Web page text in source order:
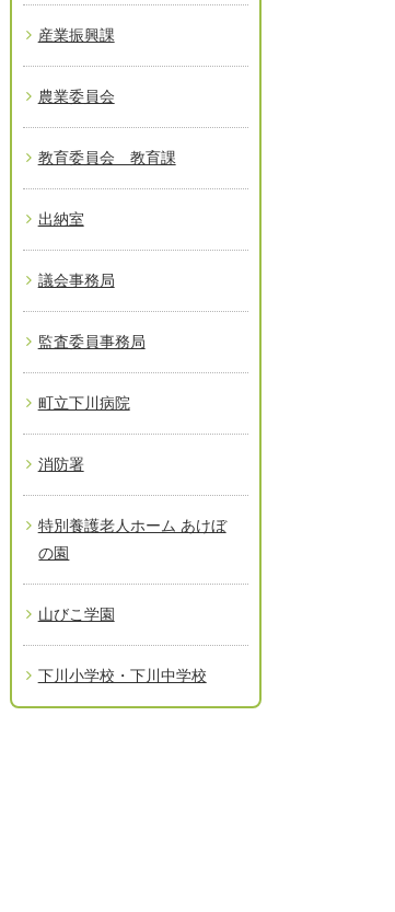
産業振興課
農業委員会
教育委員会 教育課
出納室
議会事務局
監査委員事務局
町立下川病院
消防署
特別養護老人ホーム あけぼ
の園
山びこ学園
下川小学校・下川中学校